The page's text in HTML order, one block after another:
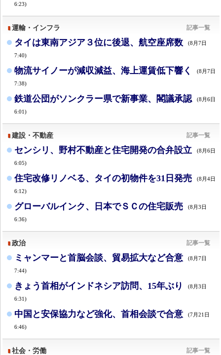
6:23)
運輸・インフラ 記事一覧
タイは東南アジア３位に後退、航空座席数 (8月7日
7:40)
物流サイノーが減収減益、海上運賃低下響く (8月7日
7:38)
鉄道公団がソンクラー県で新事業、閣議承認 (8月6日
6:01)
建設・不動産 記事一覧
センシリ、野村不動産と住宅開発の合弁設立 (8月6日
6:05)
住宅改修リノベる、タイの初物件を31日発売 (8月4日
6:12)
グローバルインク、日本でＳＣの住宅販売 (8月3日
6:36)
政治 記事一覧
ミャンマーと首脳会談、貿易拡大など合意 (8月7日
7:44)
きょう首相がインドネシア訪問、15年ぶり (8月3日
6:31)
中国と安保協力など強化、首相会談で合意 (7月21日
6:46)
社会・労働 記事一覧